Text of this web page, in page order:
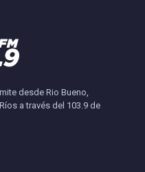
desde Rio Bueno,
a través del 103.9 de